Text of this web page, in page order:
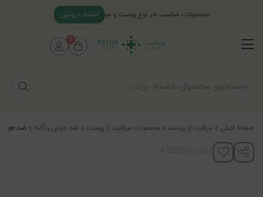
صفحه اصلی مراقبت از پوست محصولات مراقبت از پوست ضد جوش و آکنه ضد جوش
محصولات مناسب هر نوع پوست و مو انتخاب روتین
0